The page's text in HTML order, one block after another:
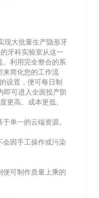
现大批量生产隐形牙
牙科实验室从这一
。利用完全整合的系
来简化您的工作流
设置，便可每日制
即可进入全面投产阶
更高、成本更低。
单一的云端资源。
会因手工操作或污染
便可制作质量上乘的